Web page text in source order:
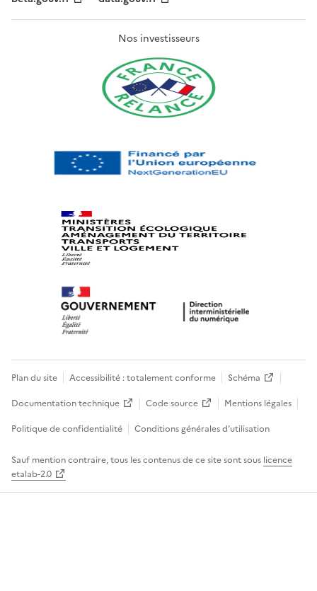
Nos investisseurs
Plan du site Accessibilité : totalement conforme
Schéma
Documentation technique
Code source
Mentions légales
Politique de confidentialité
Conditions générales d’utilisation
Sauf mention contraire, tous les contenus de ce site sont sous licence
etalab-2.0